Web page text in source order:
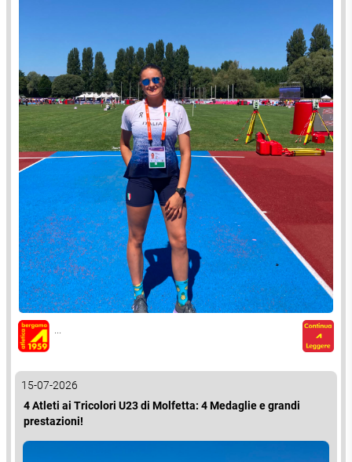
...
15-07-2026
4 Atleti ai Tricolori U23 di Molfetta: 4 Medaglie e grandi
prestazioni!